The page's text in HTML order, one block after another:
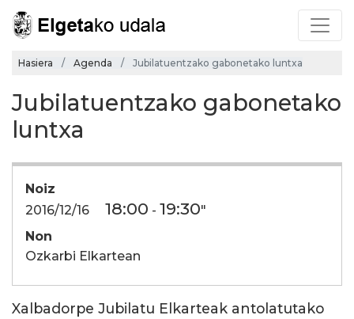
Hasiera Agenda Jubilatuentzako gabonetako luntxa
Jubilatuentzako gabonetako
luntxa
Noiz
2016/12/16
18:00 - 19:30"
Non
Ozkarbi Elkartean
Xalbadorpe Jubilatu Elkarteak antolatutako